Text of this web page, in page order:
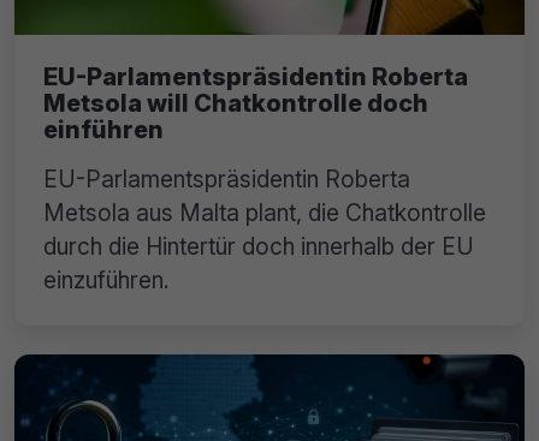
EU-Parlamentspräsidentin Roberta
Metsola will Chatkontrolle doch
einführen
EU-Parlamentspräsidentin Roberta
Metsola aus Malta plant, die Chatkontrolle
durch die Hintertür doch innerhalb der EU
einzuführen.